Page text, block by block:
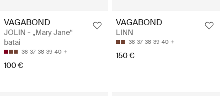
VAGABOND
JOLIN - „Mary Jane“
batai
36 37 38 39 40
100 €
VAGABOND
LINN
36 37 38 39 40
150 €